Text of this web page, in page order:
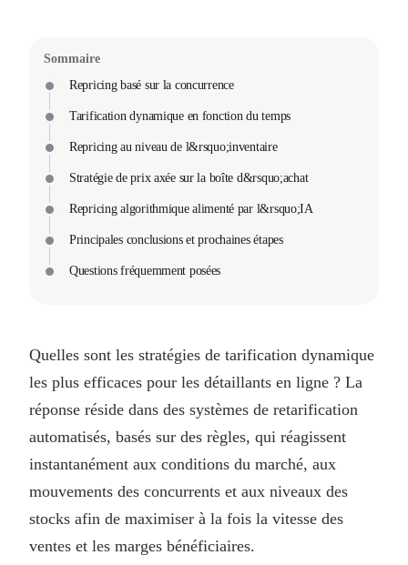
Sommaire
Repricing basé sur la concurrence
Tarification dynamique en fonction du temps
Repricing au niveau de l&rsquo;inventaire
Stratégie de prix axée sur la boîte d&rsquo;achat
Repricing algorithmique alimenté par l&rsquo;IA
Principales conclusions et prochaines étapes
Questions fréquemment posées
Quelles sont les stratégies de tarification dynamique
les plus efficaces pour les détaillants en ligne ? La
réponse réside dans des systèmes de retarification
automatisés, basés sur des règles, qui réagissent
instantanément aux conditions du marché, aux
mouvements des concurrents et aux niveaux des
stocks afin de maximiser à la fois la vitesse des
ventes et les marges bénéficiaires.